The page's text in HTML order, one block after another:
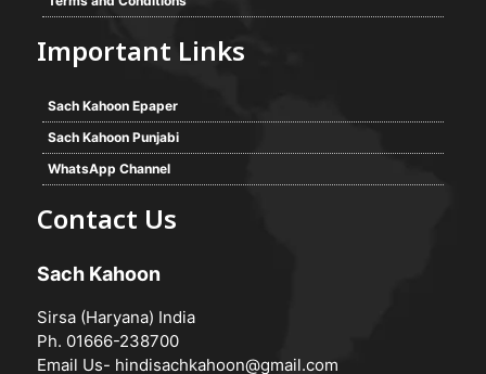
Important Links
Sach Kahoon Epaper
Sach Kahoon Punjabi
WhatsApp Channel
Contact Us
Sach Kahoon
Sirsa (Haryana) India
Ph. 01666-238700
Email Us- hindisachkahoon@gmail.com